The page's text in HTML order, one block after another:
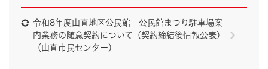
令和8年度山直地区公民館 公民館まつり駐車場案
内業務の随意契約について（契約締結後情報公表）
（山直市民センター）